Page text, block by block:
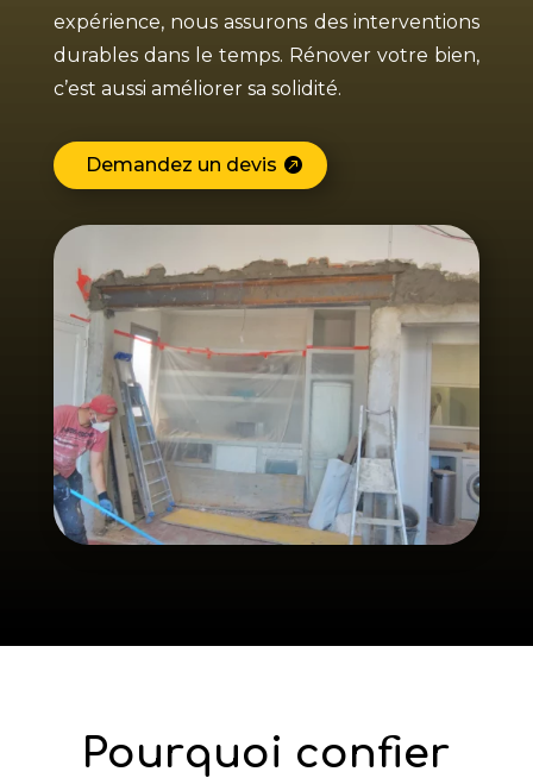
expérience, nous assurons des interventions
durables dans le temps. Rénover votre bien,
c’est aussi améliorer sa solidité.
Demandez un devis
Pourquoi confier